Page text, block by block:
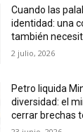
Cuando las
identidad: una
también
2 julio, 2026
Petro liquida
diversidad: el
cerrar brechas